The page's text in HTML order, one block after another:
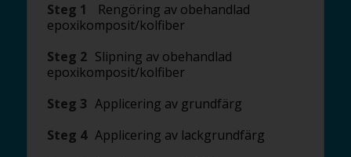
Steg 1
Rengöring av obehandlad
epoxikomposit/kolfiber
Steg 2 Slipning av obehandlad
epoxikomposit/kolfiber
Steg 3 Applicering av grundfärg
Steg 4 Applicering av lackgrundfärg